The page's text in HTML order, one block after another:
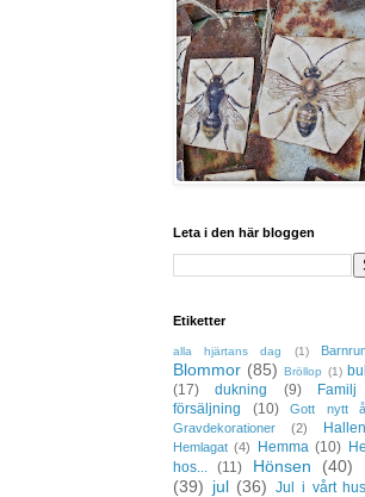
Leta i den här bloggen
Etiketter
alla hjärtans dag (1)
Blommor (85) Bröllop (1)
(17)
dukning (9) Familj
försäljning
(10) Gott nytt
Gravdekorationer
(2) Hallen
Hemlagat (4) Hemma (10)
hos...
(11) Hönsen (40)
(39) jul (36) Jul i vårt hus